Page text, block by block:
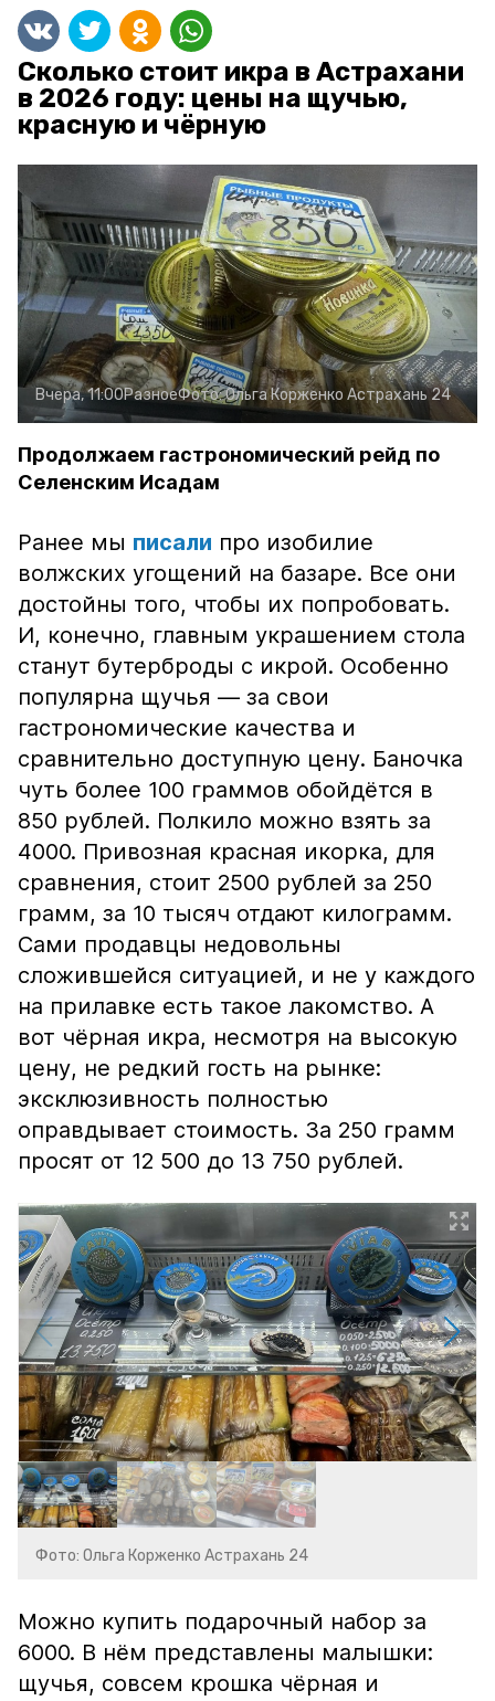
Сколько стоит икра в Астрахани
в 2026 году: цены на щучью,
красную и чёрную
Вчера, 11:00РазноеФото:Ольга Корженко Астрахань 24
Продолжаем гастрономический рейд по
Селенским Исадам
Ранее мы писали про изобилие
волжских угощений на базаре. Все они
достойны того, чтобы их попробовать.
И, конечно, главным украшением стола
станут бутерброды с икрой. Особенно
популярна щучья — за свои
гастрономические качества и
сравнительно доступную цену. Баночка
чуть более 100 граммов обойдётся в
850 рублей. Полкило можно взять за
4000. Привозная красная икорка, для
сравнения, стоит 2500 рублей за 250
грамм, за 10 тысяч отдают килограмм.
Сами продавцы недовольны
сложившейся ситуацией, и не у каждого
на прилавке есть такое лакомство. А
вот чёрная икра, несмотря на высокую
цену, не редкий гость на рынке:
эксклюзивность полностью
оправдывает стоимость. За 250 грамм
просят от 12 500 до 13 750 рублей.
Фото: Ольга Корженко Астрахань 24
Можно купить подарочный набор за
6000. В нём представлены малышки:
щучья, совсем крошка чёрная и